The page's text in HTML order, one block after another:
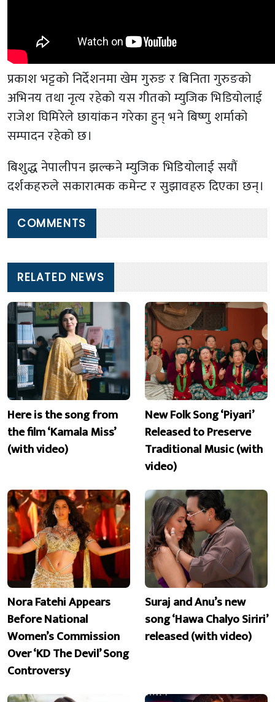
प्रकाश भट्टको निर्देशनमा खेम गुरुङ र बिनिता गुरुङको
अभिनय तथा नृत्य रहेको यस गीतको म्युजिक भिडियोलाई
राजेश घिमिरेले छायांकन गरेका हुन् भने बिष्णु शर्माको
सम्पादन रहेको छ।
बिशुद्ध नेपालीपन झल्कने म्युजिक भिडियोलाई सयौं
दर्शकहरुले सकारात्मक कमेन्ट र सुझावहरु दिएका छन्।
COMMENTS
RELATED NEWS
Here is the song from
the film ‘Kamala Miss’
(with video)
New Folk Song ‘Piyari’
Released to Preserve
Traditional Music (with
video)
Nora Fatehi Appears
Before National
Women’s Commission
Over ‘KD The Devil’ Song
Controversy
Suraj and Anu’s new
song ‘Hawa Chalyo Siriri’
released (with video)